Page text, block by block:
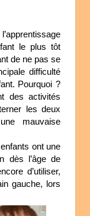
le plus tôt
de ne pas se
difficulté
Pourquoi ?
des activités
les deux
mauvaise
ont une
dès l’âge de
d’utiliser,
gauche, lors